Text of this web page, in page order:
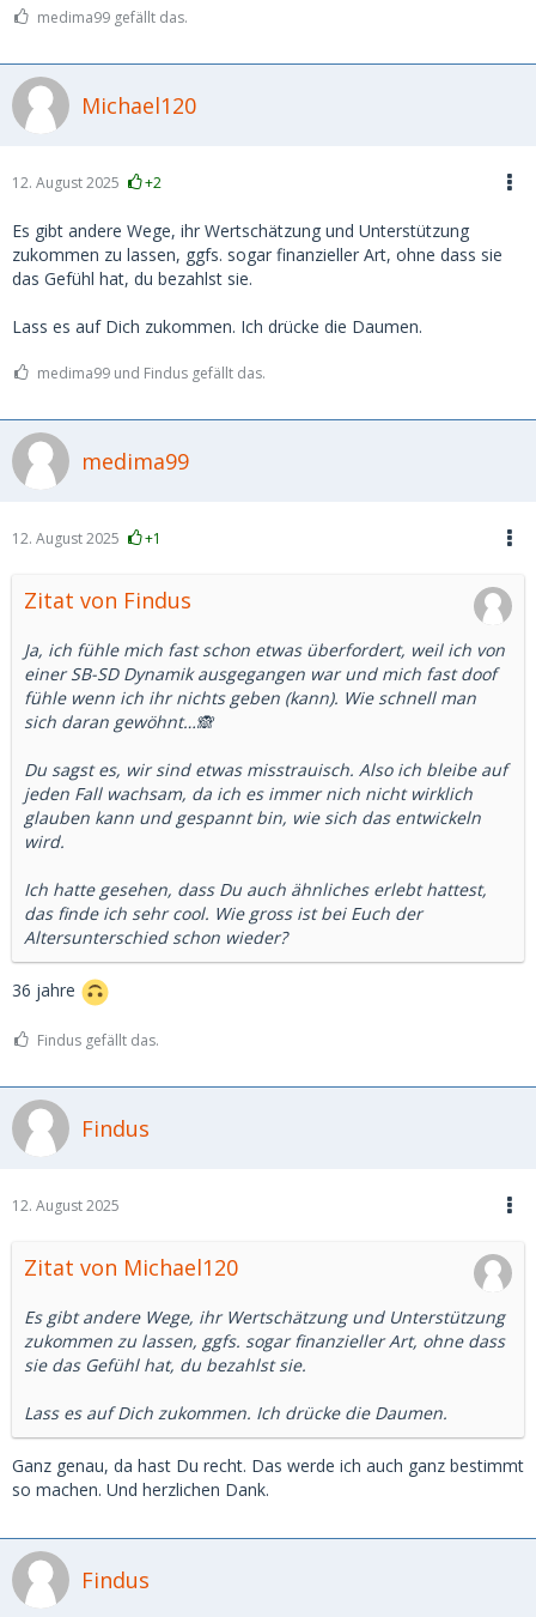
medima99 gefällt das.
Michael120
12. August 2025 +2
Es gibt andere Wege, ihr Wertschätzung und Unterstützung
zukommen zu lassen, ggfs. sogar finanzieller Art, ohne dass sie
das Gefühl hat, du bezahlst sie.
Lass es auf Dich zukommen. Ich drücke die Daumen.
medima99 und Findus gefällt das.
medima99
12. August 2025 +1
Zitat von Findus
Ja, ich fühle mich fast schon etwas überfordert, weil ich von
einer SB-SD Dynamik ausgegangen war und mich fast doof
fühle wenn ich ihr nichts geben (kann). Wie schnell man
sich daran gewöhnt…🙈
Du sagst es, wir sind etwas misstrauisch. Also ich bleibe auf
jeden Fall wachsam, da ich es immer nich nicht wirklich
glauben kann und gespannt bin, wie sich das entwickeln
wird.
Ich hatte gesehen, dass Du auch ähnliches erlebt hattest,
das finde ich sehr cool. Wie gross ist bei Euch der
Altersunterschied schon wieder?
36 jahre
Findus gefällt das.
Findus
12. August 2025
Zitat von Michael120
Es gibt andere Wege, ihr Wertschätzung und Unterstützung
zukommen zu lassen, ggfs. sogar finanzieller Art, ohne dass
sie das Gefühl hat, du bezahlst sie.
Lass es auf Dich zukommen. Ich drücke die Daumen.
Ganz genau, da hast Du recht. Das werde ich auch ganz bestimmt
so machen. Und herzlichen Dank.
Findus